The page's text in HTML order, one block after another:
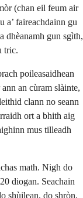
(chan eil feum air
a’ faireachdainn gu
dhèanamh gun sgìth,
tric.
poileasaidhean
an cùram slàinte,
clann no seann
ort a bhith aig
mus tilleadh
math. Nigh do
diogan. Seachain
shùilean, do shròn,